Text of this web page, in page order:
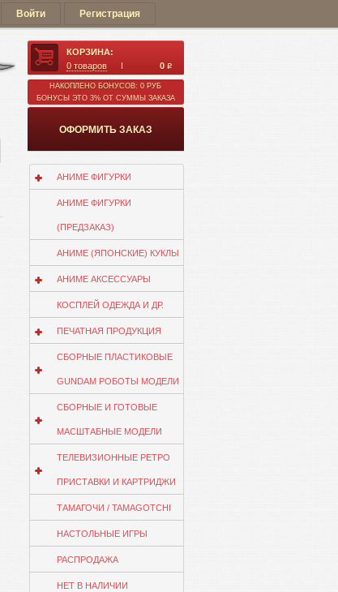
Войти Регистрация
КОРЗИНА:
0товаров 0 q
НАКОПЛЕНО БОНУСОВ: 0 РУБ
БОНУСЫ ЭТО 3% ОТ СУММЫ ЗАКАЗА
ОФОРМИТЬ ЗАКАЗ
АНИМЕ ФИГУРКИ
АНИМЕ ФИГУРКИ
(ПРЕДЗАКАЗ)
АНИМЕ (ЯПОНСКИЕ) КУКЛЫ
АНИМЕ АКСЕССУАРЫ
КОСПЛЕЙ ОДЕЖДА И ДР.
ПЕЧАТНАЯ ПРОДУКЦИЯ
СБОРНЫЕ ПЛАСТИКОВЫЕ
GUNDAM РОБОТЫ МОДЕЛИ
СБОРНЫЕ И ГОТОВЫЕ
МАСШТАБНЫЕ МОДЕЛИ
ТЕЛЕВИЗИОННЫЕ РЕТРО
ПРИСТАВКИ И КАРТРИДЖИ
ТАМАГОЧИ / TAMAGOTCHI
НАСТОЛЬНЫЕ ИГРЫ
РАСПРОДАЖА
НЕТ В НАЛИЧИИ